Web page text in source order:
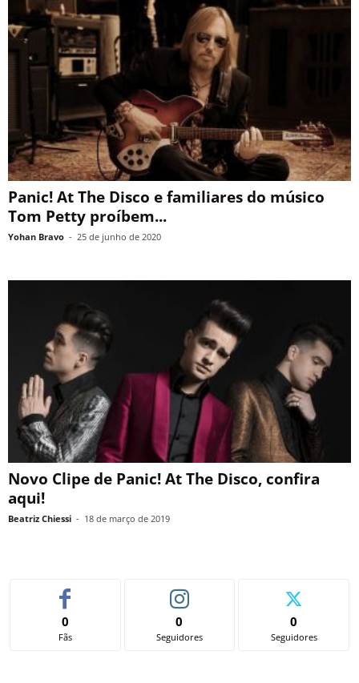
Panic! At The Disco e familiares do músico
Tom Petty proíbem...
Yohan Bravo - 25 de junho de 2020
Novo Clipe de Panic! At The Disco, confira
aqui!
Beatriz Chiessi - 18 de março de 2019
0
Fãs
0
Seguidores
0
Seguidores